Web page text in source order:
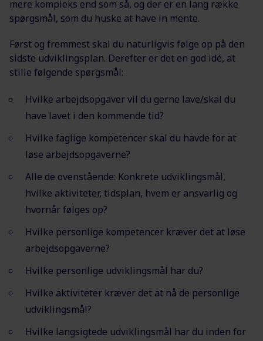
mere kompleks end som så, og der er en lang række
spørgsmål, som du huske at have in mente.
Først og fremmest skal du naturligvis følge op på den
sidste udviklingsplan. Derefter er det en god idé, at
stille følgende spørgsmål:
Hvilke arbejdsopgaver vil du gerne lave/skal du
have lavet i den kommende tid?
Hvilke faglige kompetencer skal du havde for at
løse arbejdsopgaverne?
Alle de ovenstående: Konkrete udviklingsmål,
hvilke aktiviteter, tidsplan, hvem er ansvarlig og
hvornår følges op?
Hvilke personlige kompetencer kræver det at løse
arbejdsopgaverne?
Hvilke personlige udviklingsmål har du?
Hvilke aktiviteter kræver det at nå de personlige
udviklingsmål?
Hvilke langsigtede udviklingsmål har du inden for